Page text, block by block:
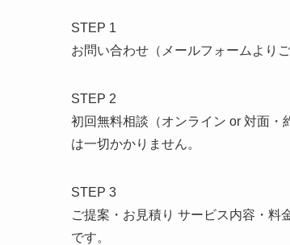
STEP 1
お問い合わせ（メールフォームより
STEP 2
初回無料相談（オンライン or 対面
は一切かかりません。
STEP 3
ご提案・お見積り サービス内容・料
です。